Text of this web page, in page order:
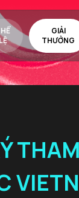
LỆ
GIẢI
THƯỞNG